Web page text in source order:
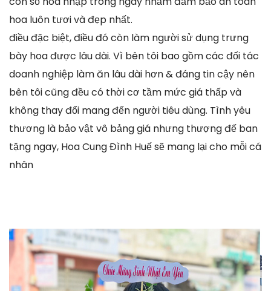
hoa luôn tươi và đẹp nhất.
điều đặc biệt, điều đó còn làm người sử dụng trưng
bày hoa được lâu dài. Vì bên tôi bao gồm các đối tác
doanh nghiệp làm ăn lâu dài hơn & đáng tin cậy nên
bên tôi cũng đều có thời cơ tầm mức giá thấp và
không thay đổi mang đến người tiêu dùng. Tình yêu
thương là bảo vật vô bảng giá nhưng thượng đế ban
tặng ngay, Hoa Cung Đình Huế sẽ mang lại cho mỗi cá
nhân